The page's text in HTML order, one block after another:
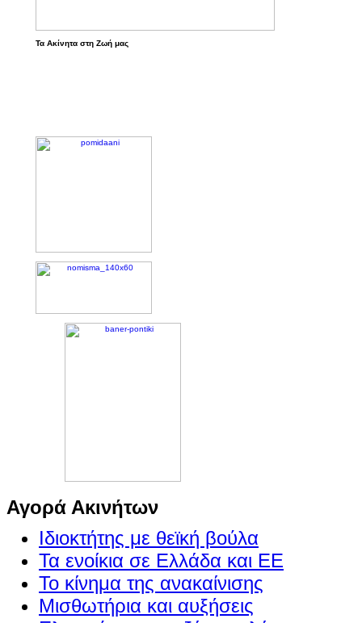
Τα Ακίνητα στη Ζωή μας
Αγορά Ακινήτων
Ιδιοκτήτης με θεϊκή βούλα
Τα ενοίκια σε Ελλάδα και ΕΕ
Το κίνημα της ανακαίνισης
Μισθωτήρια και αυξήσεις